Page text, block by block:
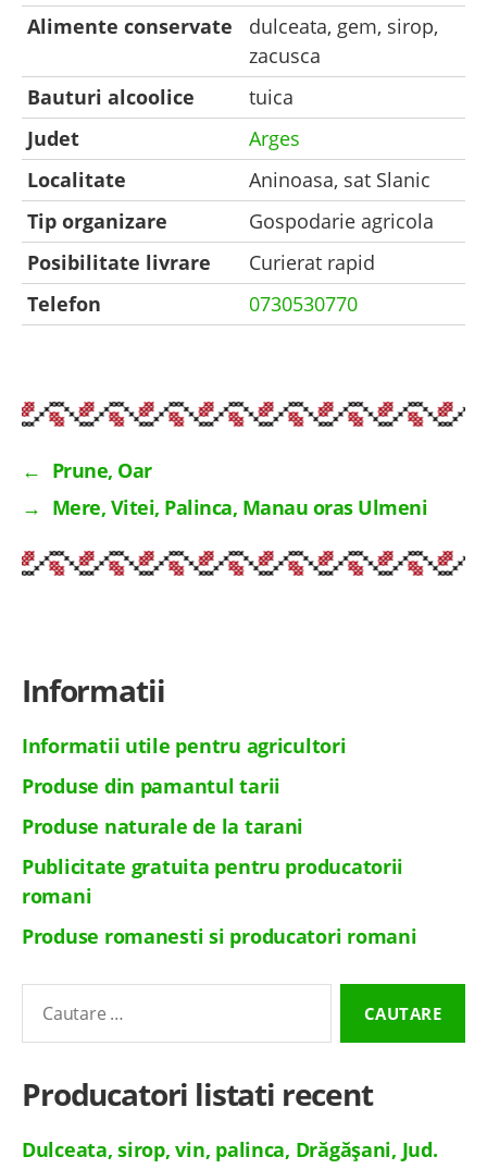
Alimente conservate
dulceata, gem, sirop,
zacusca
Bauturi alcoolice
tuica
Judet
Arges
Localitate
Aninoasa, sat Slanic
Tip organizare
Gospodarie agricola
Posibilitate livrare
Curierat rapid
Telefon
0730530770
← Prune, Oar
→ Mere, Vitei, Palinca, Manau oras Ulmeni
Informatii
Informatii utile pentru agricultori
Produse din pamantul tarii
Produse naturale de la tarani
Publicitate gratuita pentru producatorii
romani
Produse romanesti si producatori romani
pentru:
Producatori listati recent
Dulceata, sirop, vin, palinca, Drăgășani, Jud.